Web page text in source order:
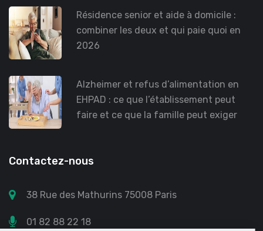
Résidence senior et aide à domicile :
combiner les deux et qui paie quoi en
2026
Alzheimer et refus d’alimentation en
EHPAD : ce que l’établissement peut
faire et ce que la famille peut exiger
Contactez-nous
38 Rue des Mathurins 75008 Paris
01 82 88 22 18